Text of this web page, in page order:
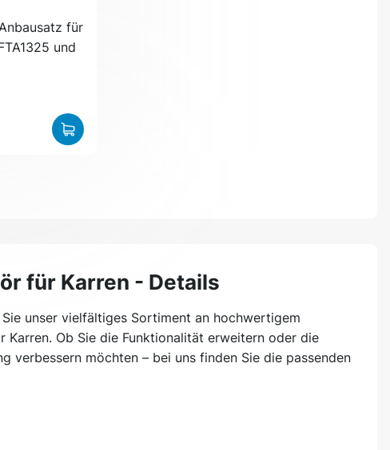
für
und
für Karren - Details
unser vielfältiges Sortiment an hochwertigem
Karren. Ob Sie die Funktionalität erweitern oder die
verbessern möchten – bei uns finden Sie die passenden